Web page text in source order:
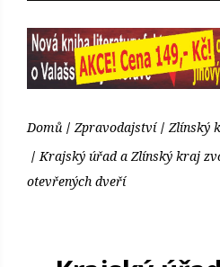
Domů Zpravodajství
Zlínský
Krajský úřad a Zlínský kraj
otevřených dveří